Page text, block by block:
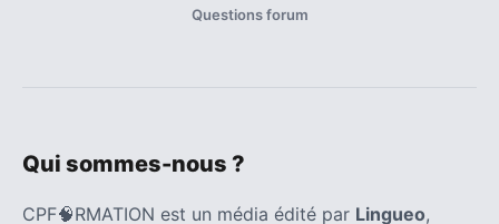
Questions forum
Qui sommes-nous ?
CPF🧠RMATION est un média édité par Lingueo,